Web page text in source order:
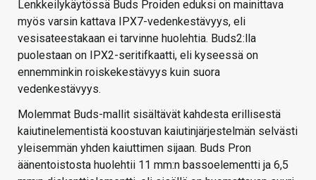
Lenkkeilykäytössä Buds Proiden eduksi on mainittava
myös varsin kattava IPX7-vedenkestävyys, eli
vesisateestakaan ei tarvinne huolehtia. Buds2:lla
puolestaan on IPX2-seritifkaatti, eli kyseessä on
ennemminkin roiskekestävyys kuin suora
vedenkestävyys.
Molemmat Buds-mallit sisältävät kahdesta erillisestä
kaiutinelementistä koostuvan kaiutinjärjestelmän selvästi
yleisemmän yhden kaiuttimen sijaan. Buds Pron
äänentoistosta huolehtii 11 mm:n bassoelementti ja 6,5